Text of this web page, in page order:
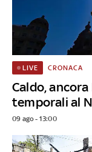
Caldo,
temporali al
LIVE CRONACA
09 ago - 13:00